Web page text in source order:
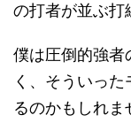
の打者が並ぶ打
僕は圧倒的強者
く、そういっ
るのかもしれま